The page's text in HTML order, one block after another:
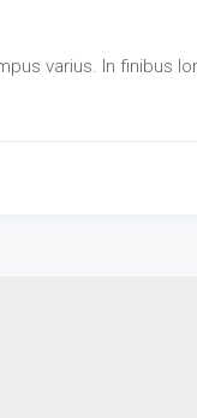
varius. In finibus